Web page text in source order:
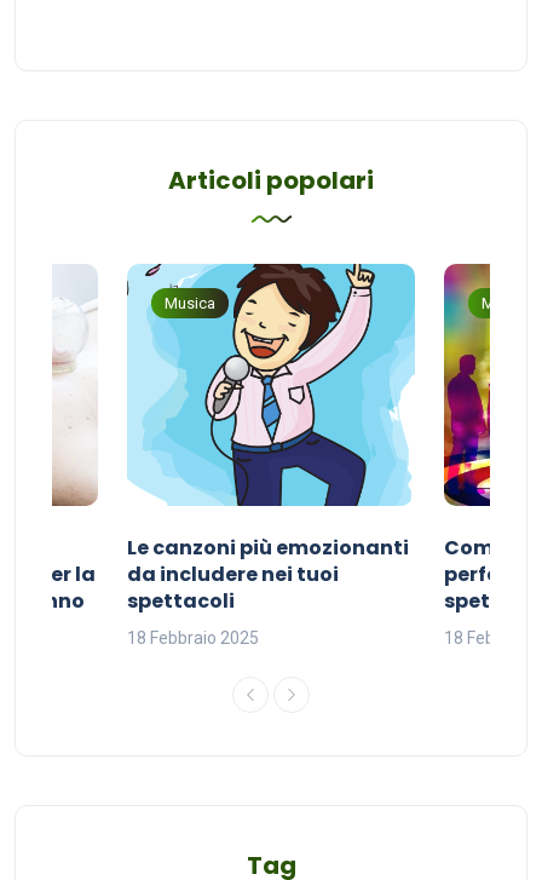
Articoli popolari
per la
sonno
Musica
Le canzoni più emozionanti
da includere nei tuoi
spettacoli
18 Febbraio 2025
Musica
Come
perfetta
18 Febbraio
Tag